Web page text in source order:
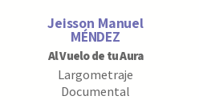
Jeisson Manuel
MÉNDEZ
Al Vuelo de tu Aura
Largometraje
Documental